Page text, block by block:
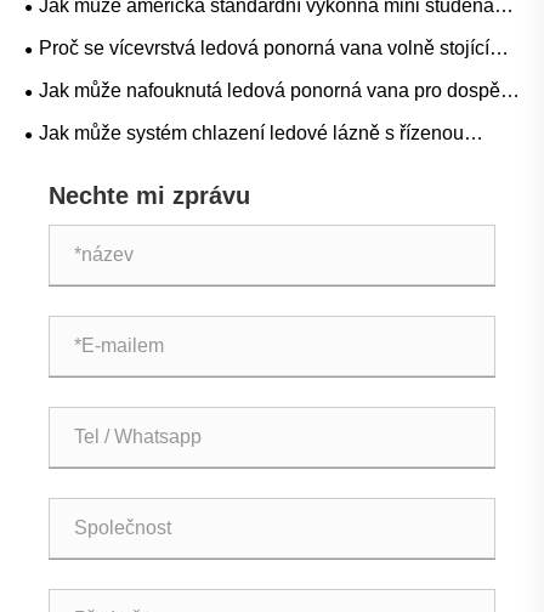
Jak může americká standardní výkonná mini studená
ponorná vana proměnit vaši regenerační a wellness
Proč se vícevrstvá ledová ponorná vana volně stojící
stává preferovanou volbou pro moderní terapii
Jak může nafouknutá ledová ponorná vana pro dospělé
pro chlazení ledové lázně zlepšit váš zážitek z terapie
Jak může systém chlazení ledové lázně s řízenou
Nechte mi zprávu